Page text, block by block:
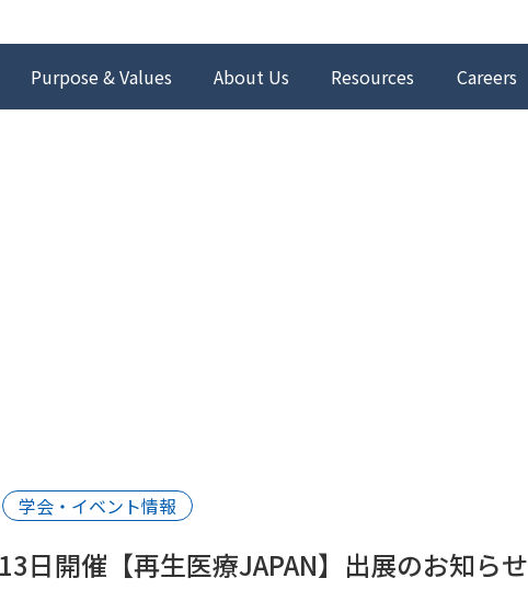
Purpose & Values About Us Resources Careers
学会・イベント情報
日開催【再生医療JAPAN】出展のお知らせ